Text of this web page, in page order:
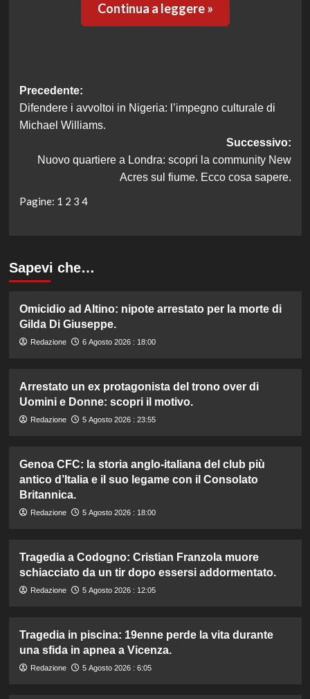
Continua a leggere »
Navigazione
articolo
Precedente:
Difendere i avvoltoi in Nigeria: l’impegno culturale di
Michael Williams.
Successivo:
Nuovo quartiere a Londra: scopri la community New
Acres sul fiume. Ecco cosa sapere.
Pagine: 1 2 3 4
Sapevi che…
Omicidio ad Altino: nipote arrestato per la morte di
Gilda Di Giuseppe.
Redazione 6 Agosto 2026 : 18:00
Arrestato un ex protagonista del trono over di
Uomini e Donne: scopri il motivo.
Redazione 5 Agosto 2026 : 23:55
Genoa CFC: la storia anglo-italiana del club più
antico d’Italia e il suo legame con il Consolato
Britannica.
Redazione 5 Agosto 2026 : 18:00
Tragedia a Codogno: Cristian Franzola muore
schiacciato da un tir dopo essersi addormentato.
Redazione 5 Agosto 2026 : 12:05
Tragedia in piscina: 19enne perde la vita durante
una sfida in apnea a Vicenza.
Redazione 5 Agosto 2026 : 6:05